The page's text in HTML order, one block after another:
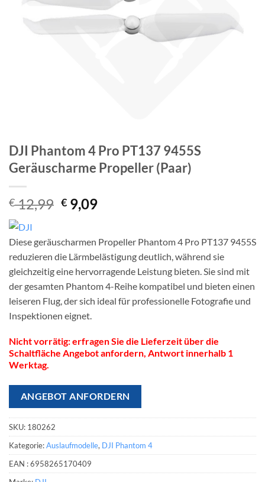
DJI Phantom 4 Pro PT137 9455S
Geräuscharme Propeller (Paar)
€12,99 Ursprünglicher
Preis
€ 12,99
€ 9,09Aktueller
€ 9,09.
Diese geräuscharmen Propeller Phantom 4 Pro PT137 9455S
reduzieren die Lärmbelästigung deutlich, während sie
gleichzeitig eine hervorragende Leistung bieten. Sie sind mit
der gesamten Phantom 4-Reihe kompatibel und bieten einen
leiseren Flug, der sich ideal für professionelle Fotografie und
Inspektionen eignet.
Nicht vorrätig: erfragen Sie die Lieferzeit über die
Schaltfläche Angebot anfordern, Antwort innerhalb 1
Werktag.
ANGEBOT ANFORDERN
SKU: 180262
Kategorie:Auslaufmodelle, DJI Phantom 4
EAN :6958265170409